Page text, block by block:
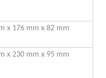
x 176 mm x 82 mm
x 230 mm x 95 mm